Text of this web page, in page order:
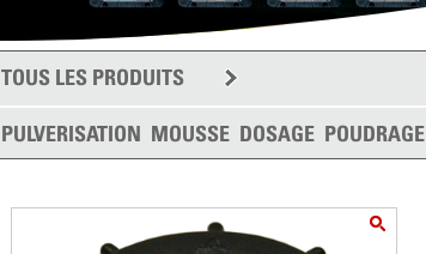
TOUS LES PRODUITS
PULVERISATION MOUSSE DOSAGE POUDRAGE